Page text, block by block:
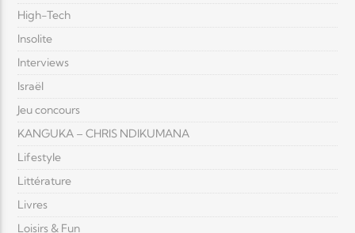
High-Tech
Insolite
Interviews
Israël
Jeu concours
KANGUKA – CHRIS NDIKUMANA
Lifestyle
Littérature
Livres
Loisirs & Fun